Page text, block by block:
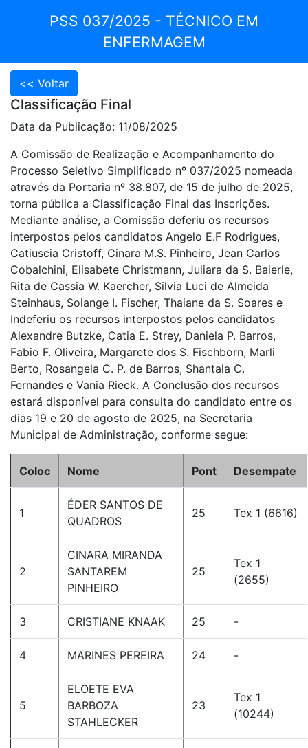
PSS 037/2025 - TÉCNICO EM
ENFERMAGEM
Classificação Final
Data da Publicação: 11/08/2025
A Comissão de Realização e Acompanhamento do
Processo Seletivo Simplificado nº 037/2025 nomeada
através da Portaria nº 38.807, de 15 de julho de 2025,
torna pública a Classificação Final das Inscrições.
Mediante análise, a Comissão deferiu os recursos
interpostos pelos candidatos Angelo E.F Rodrigues,
Catiuscia Cristoff, Cinara M.S. Pinheiro, Jean Carlos
Cobalchini, Elisabete Christmann, Juliara da S. Baierle,
Rita de Cassia W. Kaercher, Silvia Luci de Almeida
Steinhaus, Solange I. Fischer, Thaiane da S. Soares e
Indeferiu os recursos interpostos pelos candidatos
Alexandre Butzke, Catia E. Strey, Daniela P. Barros,
Fabio F. Oliveira, Margarete dos S. Fischborn, Marli
Berto, Rosangela C. P. de Barros, Shantala C.
Fernandes e Vania Rieck. A Conclusão dos recursos
estará disponível para consulta do candidato entre os
dias 19 e 20 de agosto de 2025, na Secretaria
Municipal de Administração, conforme segue:
Coloc Nome Pont Desempate
1
ÉDER SANTOS DE
QUADROS
25 Tex 1 (6616)
2
CINARA MIRANDA
SANTAREM
PINHEIRO
25
Tex 1
(2655)
3 CRISTIANE KNAAK 25 -
4 MARINES PEREIRA 24 -
5
ELOETE EVA
BARBOZA
STAHLECKER
23
Tex 1
(10244)